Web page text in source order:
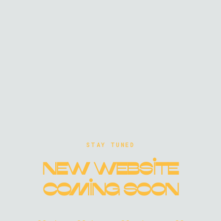
STAY TUNED
New website
coming soon